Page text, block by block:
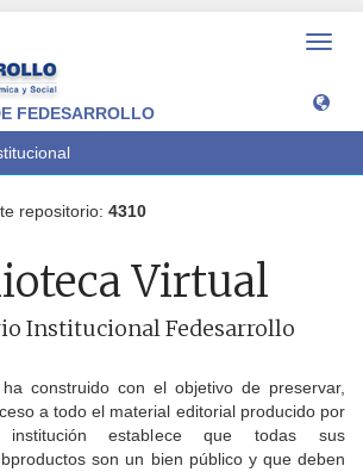
FEDESARROLLO
repositorio: 4310
Virtual
Institucional Fedesarrollo
construido con el objetivo de preservar,
a todo el material editorial producido por
institución establece que todas sus
son un bien público y que deben